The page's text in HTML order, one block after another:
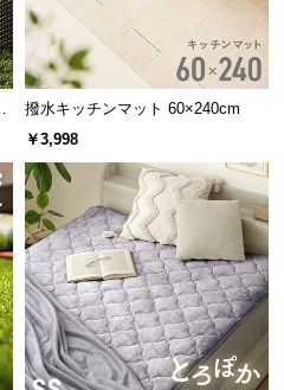
撥水キッチンマット 60×240cm
￥3,998